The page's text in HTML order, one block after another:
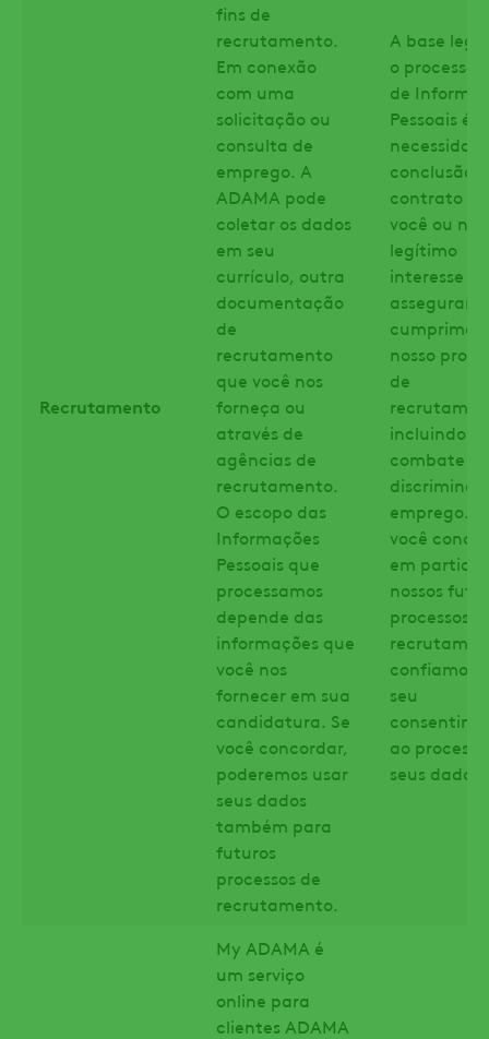
Recrutamento
fins de
recrutamento.
Em conexão
com uma
solicitação ou
consulta de
emprego. A
ADAMA pode
coletar os dados
em seu
currículo, outra
documentação
de
recrutamento
que você nos
forneça ou
através de
agências de
recrutamento.
O escopo das
Informações
Pessoais que
processamos
depende das
informações que
você nos
fornecer em sua
candidatura. Se
você concordar,
poderemos usar
seus dados
também para
futuros
processos de
recrutamento.
A base
o
de
Pessoais é a
conclusão
contrato
você ou
legítimo
interesse
assegurar o
nosso
de
incluindo o
combate à
emprego.
você
em
nossos
processos
confiamos
seu
ao
seus dados.
My ADAMA é
um serviço
online para
clientes ADAMA